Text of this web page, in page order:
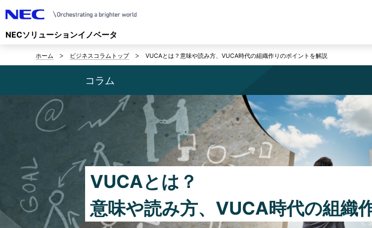
NECソリューションイノベータ
サ
ト
内
現
在
位
置
ホーム ビジネスコラムトップ VUCAとは？意味や読み方、VUCA時代の組織作りのポイントを解説
コラム
VUCAとは？
意味や読み方、VUCA時代の組織